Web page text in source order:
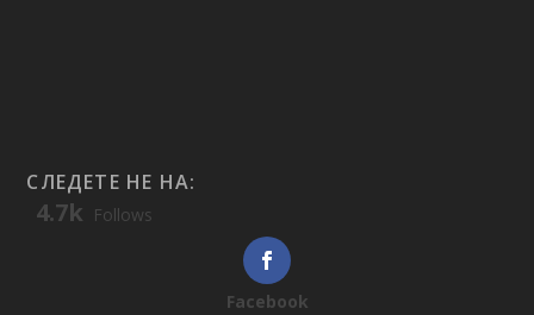
СЛЕДЕТЕ НЕ НА:
4.7k Follows
Facebook